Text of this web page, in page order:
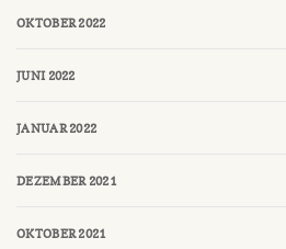
OKTOBER 2022
JUNI 2022
JANUAR 2022
DEZEMBER 2021
OKTOBER 2021